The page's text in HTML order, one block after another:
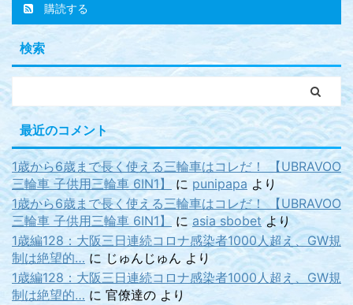
購読する
検索
最近のコメント
1歳から6歳まで長く使える三輪車はコレだ！ 【UBRAVOO
三輪車 子供用三輪車 6IN1】
に punipapa より
1歳から6歳まで長く使える三輪車はコレだ！ 【UBRAVOO
三輪車 子供用三輪車 6IN1】 に asia sbobetより
1歳編128：大阪三日連続コロナ感染者1000人超え、GW規
制は絶望的… に じゅんじゅん より
1歳編128：大阪三日連続コロナ感染者1000人超え、GW規
制は絶望的… に 官僚達の より